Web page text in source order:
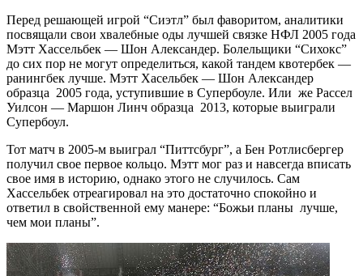
Перед решающей игрой “Сиэтл” был фаворитом, аналитики
посвящали свои хвалебные оды лучшей связке НФЛ 2005 года
Мэтт Хассельбек — Шон Александер. Болельщики “Сихокс”
до сих пор не могут определиться, какой тандем квотербек —
ранингбек лучше. Мэтт Хасельбек — Шон Александер
образца 2005 года, уступившие в Супербоуле. Или же Рассел
Уилсон — Маршон Линч образца 2013, которые выиграли
Супербоул.
Тот матч в 2005-м выиграл “Питтсбург”, а Бен Ротлисбергер
получил свое первое кольцо. Мэтт мог раз и навсегда вписать
свое имя в историю, однако этого не случилось. Сам
Хассельбек отреагировал на это достаточно спокойно и
ответил в свойственной ему манере: “Божьи планы лучше,
чем мои планы”.